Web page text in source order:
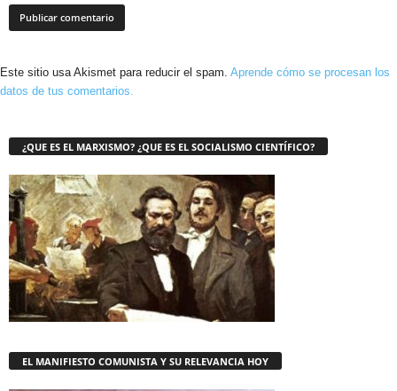
Este sitio usa Akismet para reducir el spam. Aprende cómo se procesan los
datos de tus comentarios.
¿QUE ES EL MARXISMO? ¿QUE ES EL SOCIALISMO CIENTÍFICO?
EL MANIFIESTO COMUNISTA Y SU RELEVANCIA HOY